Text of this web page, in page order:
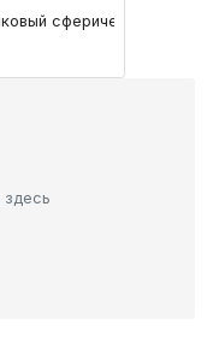
сферический
здесь